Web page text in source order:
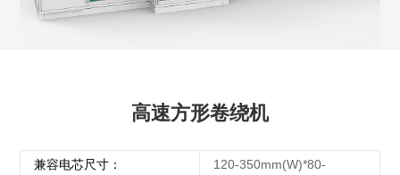
高速方形卷绕机
兼容电芯尺寸：
120-350mm(W)*80-